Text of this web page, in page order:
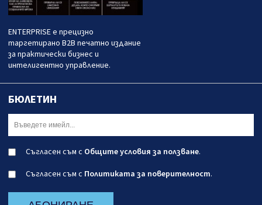
ENTERPRISE е прецизно
таргетирано B2B печатно издание
за практически бизнес и
интелигентно управление.
БЮЛЕТИН
Съгласен съм с Общите условия за ползване.
Съгласен съм с Политиката за поверителност.